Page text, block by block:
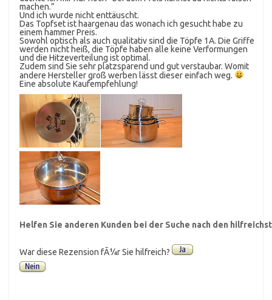
machen.”
Und ich wurde nicht enttäuscht.
Das Topfset ist haargenau das wonach ich gesucht habe zu
einem hammer Preis.
Sowohl optisch als auch qualitativ sind die Töpfe 1A. Die Griffe
werden nicht heiß, die Töpfe haben alle keine Verformungen
und die Hitzeverteilung ist optimal.
Zudem sind Sie sehr platzsparend und gut verstaubar. Womit
andere Hersteller groß werben lässt dieser einfach weg.
Eine absolute Kaufempfehlung!
Helfen Sie anderen Kunden bei der Suche nach den
War diese Rezension fÃ¼r Sie hilfreich?